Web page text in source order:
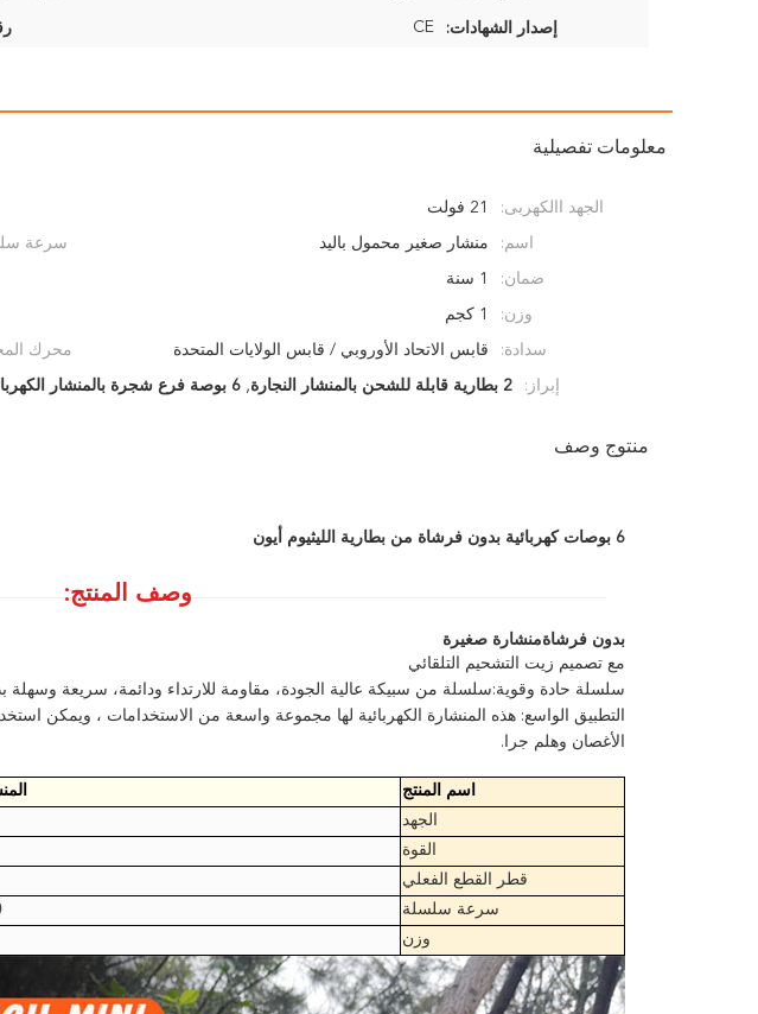
إصدار الشهادات: CE
معلومات تفصيلية
الجهد االكهربى: 21 فولت
اسم: منشار صغير محمول باليد سرعة
ضمان: 1 سنة
وزن: 1 كجم
سدادة: قابس الاتحاد الأوروبي / قابس الولايات المتحدة محرك
إبراز: 2 بطارية قابلة للشحن بالمنشار النجارة , 6 بوصة فرع شجرة بالمنشار الكهربائي
منتوج وصف
6 بوصات كهربائية بدون فرشاة من بطارية الليثيوم أيون
وصف المنتج:
بدون فرشاةمنشارة صغيرة
مع تصميم زيت التشحيم التلقائي
سلسلة حادة وقوية:سلسلة من سبيكة عالية الجودة، مقاومة للارتداء ودائمة، سريعة وسهلة
التطبيق الواسع: هذه المنشارة الكهربائية لها مجموعة واسعة من الاستخدامات ، ويمكن
الأغصان وهلم جرا.
اسم المنتج
الجهد
القوة
قطر القطع الفعلي
سرعة سلسلة
وزن